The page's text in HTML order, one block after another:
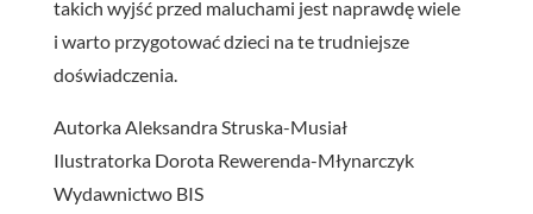
takich wyjść przed maluchami jest naprawdę wiele
i warto przygotować dzieci na te trudniejsze
doświadczenia.
Autorka Aleksandra Struska-Musiał
Ilustratorka Dorota Rewerenda-Młynarczyk
Wydawnictwo BIS